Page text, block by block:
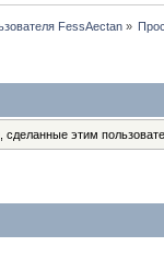
FessAectan»
сделанные этим